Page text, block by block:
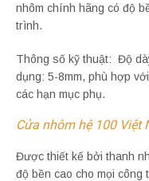
nhôm chính hãng có độ
trình.
Thông số kỹ thuật: Độ
dụng: 5-8mm, phù hợp
các hạn mục phụ.
Cửa nhôm hệ 100 Việt
Được thiết kế bởi thanh
độ bền cao cho mọi công